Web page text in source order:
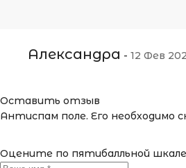
Александра - 12 Фев
Оставить отзыв
Антиспам поле. Его необходимо
Оцените по пятибалльной шкале